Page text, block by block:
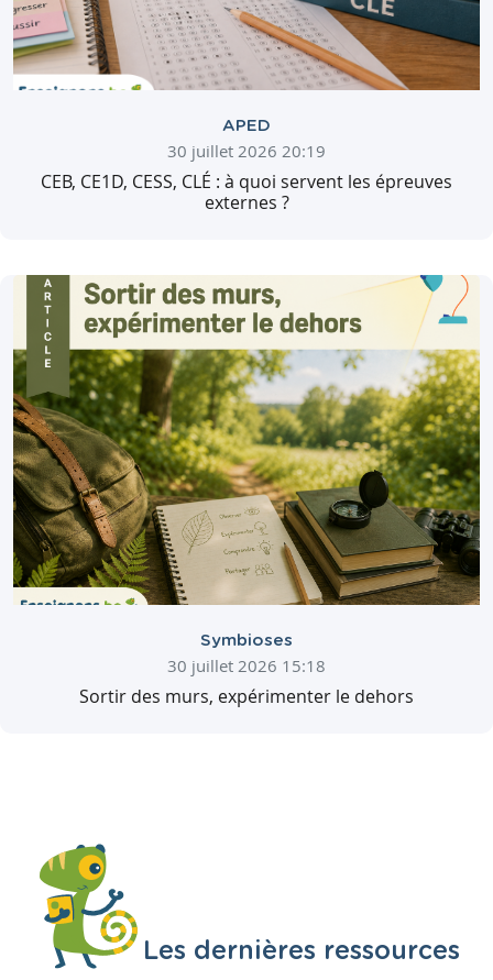
APED
30 juillet 2026 20:19
CEB, CE1D, CESS, CLÉ : à quoi servent les épreuves
externes ?
Symbioses
30 juillet 2026 15:18
Sortir des murs, expérimenter le dehors
Les dernières ressources